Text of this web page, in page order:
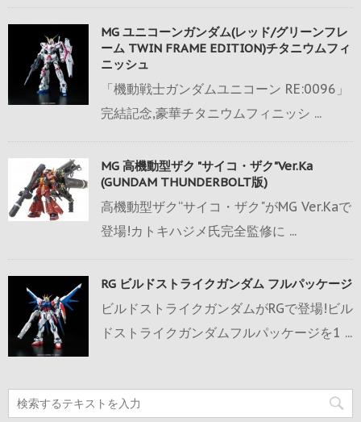
MG ユニコーンガンダム(レッド/グリーンフレ
ーム TWIN FRAME EDITION)チタニウムフィ
ニッシュ
「機動戦士ガンダムユニコーン RE:0096」
完結記念,豪華チタニウムフィニッシ ...
MG 高機動型ザク "サイコ・ザク"Ver.Ka
(GUNDAM THUNDERBOLT版)
高機動型ザク“サイコ・ザク"がMG Ver.Kaで
登場!カトキハジメ氏完全監修に ...
RG ビルドストライクガンダム フルパッケージ
ビルドストライクガンダムがRGで登場!ビル
ドストライクガンダムフルパッケージを1 ...